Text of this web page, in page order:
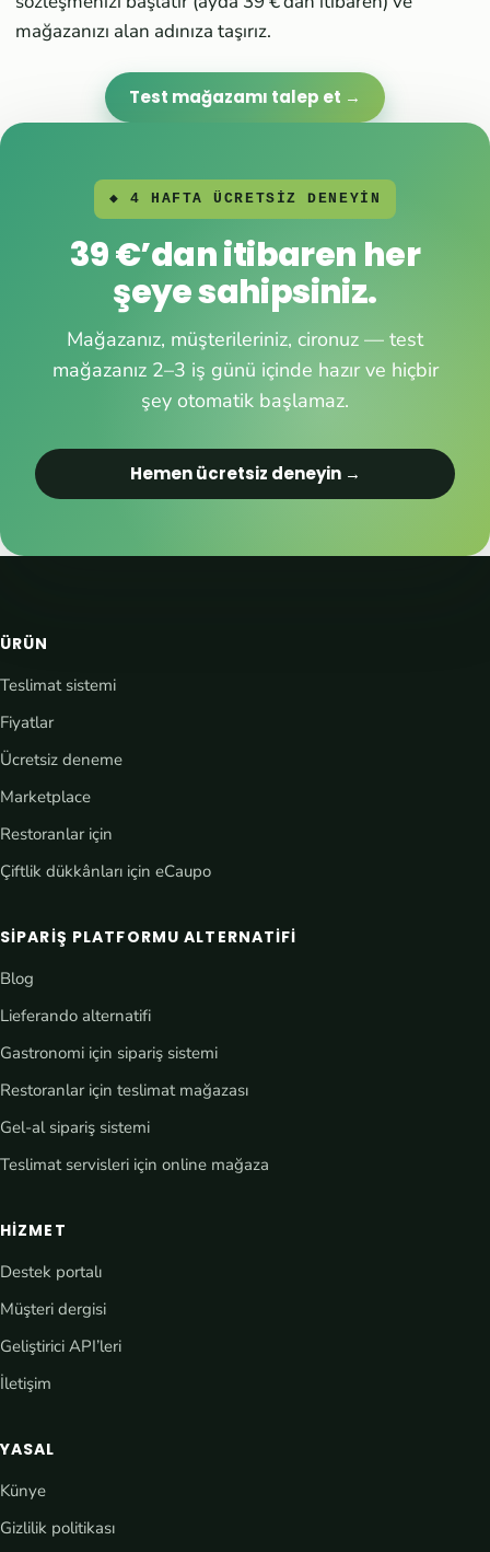
mağazanızı alan adınıza taşırız.
Test mağazamı talep et →
◆ 4 HAFTA ÜCRETSİZ DENEYİN
39 €’dan itibaren her
şeye sahipsiniz.
Mağazanız, müşterileriniz, cironuz — test
mağazanız 2–3 iş günü içinde hazır ve hiçbir
şey otomatik başlamaz.
Hemen ücretsiz deneyin →
ÜRÜN
Teslimat sistemi
Fiyatlar
Ücretsiz deneme
Marketplace
Restoranlar için
Çiftlik dükkânları için eCaupo
SIPARIŞ PLATFORMU ALTERNATIFI
Blog
Lieferando alternatifi
Gastronomi için sipariş sistemi
Restoranlar için teslimat mağazası
Gel-al sipariş sistemi
Teslimat servisleri için online mağaza
HIZMET
Destek portalı
Müşteri dergisi
Geliştirici API’leri
İletişim
YASAL
Künye
Gizlilik politikası